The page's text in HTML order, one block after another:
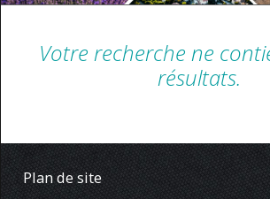
Votre recherche ne
résultats.
Plan de site